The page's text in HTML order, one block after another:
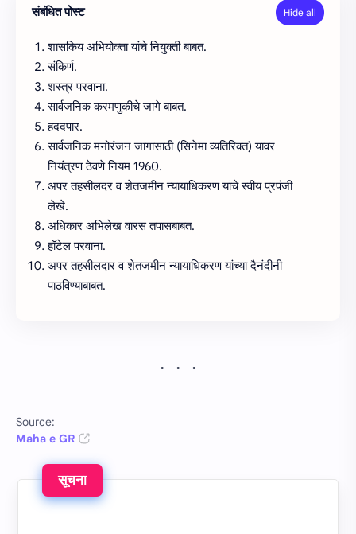
संबंधित पोस्ट
शासकिय अभियोक्‍ता यांचे नियुक्‍ती बाबत.
संकिर्ण.
शस्‍त्र परवाना.
सार्वजनि‍क करमणुकीचे जागे बाबत.
हददपार.
सार्वजनिक मनोरंजन जागासाठी (सिनेमा व्‍यतिरिक्‍त) यावर
नियंत्रण ठेवणे नियम 1960.
अपर तहसीलदर व शेतजमीन न्‍यायाधिकरण यांचे स्‍वीय प्रपंजी
लेखे.
अधिकार अभिलेख वारस तपासबाबत.
हॉटेल परवाना.
अपर तहसीलदार व शेतजमीन न्‍यायाधिकरण यांच्‍या दैनंदीनी
पाठविण्‍याबाबत.
Source:
Maha e GR
सूचना